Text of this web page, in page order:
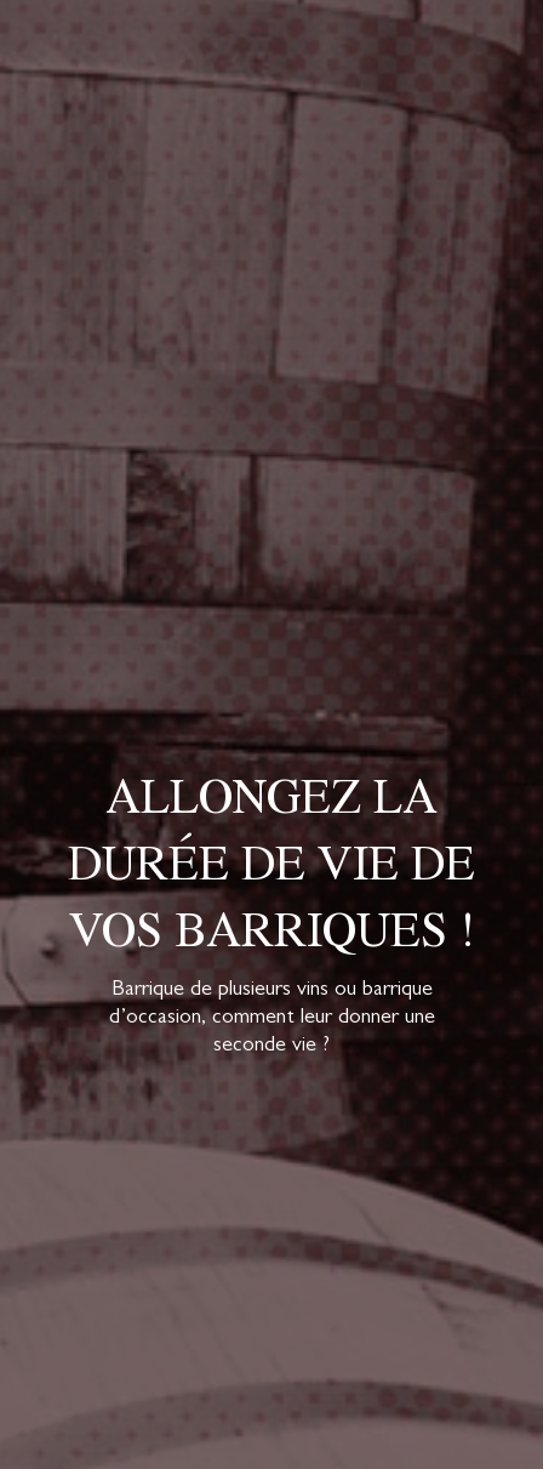
ALLONGEZ LA
DURÉE DE VIE DE
VOS BARRIQUES !
Barrique de plusieurs vins ou barrique
d’occasion, comment leur donner une
seconde vie ?